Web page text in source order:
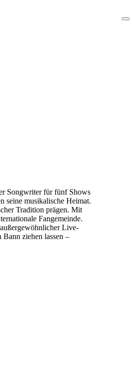
Songwriter für fünf Shows
seine musikalische Heimat.
Tradition prägen. Mit
Fangemeinde.
Live-
ziehen lassen –